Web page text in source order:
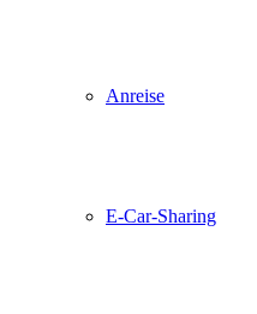
Anreise
E-Car-Sharing